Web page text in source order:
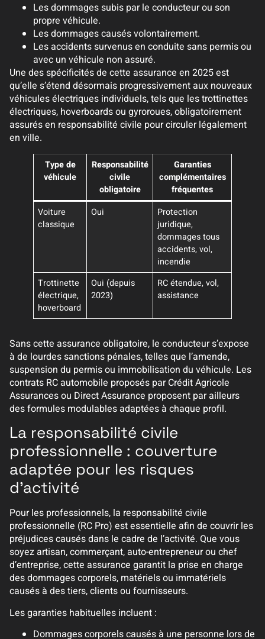
Les dommages subis par le conducteur ou son
propre véhicule.
Les dommages causés volontairement.
Les accidents survenus en conduite sans permis ou
avec un véhicule non assuré.
Une des spécificités de cette assurance en 2025 est
qu’elle s’étend désormais progressivement aux nouveaux
véhicules électriques individuels, tels que les trottinettes
électriques, hoverboards ou gyroroues, obligatoirement
assurés en responsabilité civile pour circuler légalement
en ville.
Type de
véhicule
Responsabilité
civile
obligatoire
Garanties
complémentaires
fréquentes
Voiture
classique
Oui
Protection
juridique,
dommages tous
accidents, vol,
incendie
Trottinette
électrique,
hoverboard
Oui (depuis
2023)
RC étendue, vol,
assistance
Sans cette assurance obligatoire, le conducteur s’expose
à de lourdes sanctions pénales, telles que l’amende,
suspension du permis ou immobilisation du véhicule. Les
contrats RC automobile proposés par Crédit Agricole
Assurances ou Direct Assurance proposent par ailleurs
des formules modulables adaptées à chaque profil.
La responsabilité civile
professionnelle : couverture
adaptée pour les risques
d’activité
Pour les professionnels, la responsabilité civile
professionnelle (RC Pro) est essentielle afin de couvrir les
préjudices causés dans le cadre de l’activité. Que vous
soyez artisan, commerçant, auto-entrepreneur ou chef
d’entreprise, cette assurance garantit la prise en charge
des dommages corporels, matériels ou immatériels
causés à des tiers, clients ou fournisseurs.
Les garanties habituelles incluent :
Dommages corporels causés à une personne lors de